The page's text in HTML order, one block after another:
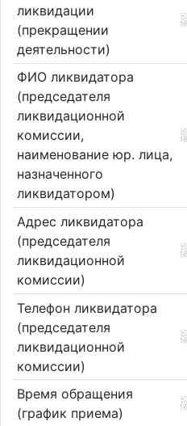
ликвидации
(прекращении
деятельности)
ФИО ликвидатора
(председателя
ликвидационной
комиссии,
наименование юр. лица,
назначенного
ликвидатором)
Адрес ликвидатора
(председателя
ликвидационной
комиссии)
Телефон ликвидатора
(председателя
ликвидационной
комиссии)
Время обращения
(график приема)